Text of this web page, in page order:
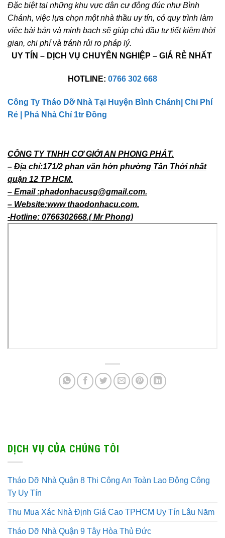
Đặc biệt tại những khu vực dân cư đông đúc như Bình
Chánh, việc lựa chọn một nhà thầu uy tín, có quy trình làm
việc bài bản và minh bạch sẽ giúp chủ đầu tư tiết kiệm thời
gian, chi phí và tránh rủi ro pháp lý.
UY TÍN – DỊCH VỤ CHUYÊN NGHIỆP – GIÁ RẺ NHẤT
HOTLINE: 0766 302 668
Công Ty Tháo Dỡ Nhà Tại Huyện Bình Chánh| Chi Phí
Rẻ | Phá Nhà Chỉ 1tr Đồng
CÔNG TY TNHH CƠ GIỚI AN PHONG PHÁT.
– Địa chỉ:171/2 phan văn hớn phường Tân Thới nhất
quận 12 TP HCM.
– Email :phadonhacusg@gmail.com.
– Website:www thaodonhacu.com.
-Hotline: 0766302668.( Mr Phong)
DỊCH VỤ CỦA CHÚNG TÔI
Tháo Dỡ Nhà Quận 8 Thi Công An Toàn Lao Động Công
Ty Uy Tín
Thu Mua Xác Nhà Định Giá Cao TPHCM Uy Tín Lâu Năm
Tháo Dỡ Nhà Quận 9 Tây Hòa Thủ Đức